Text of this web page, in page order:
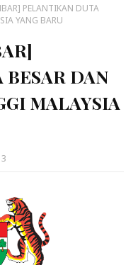
PELANTIKAN DUTA
YANG BARU
DAN
MALAYSIA